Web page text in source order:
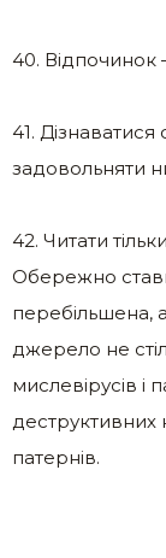
40. Відпочинок
41. Дізнаватися
задовольняти
42. Читати
Обережно
перебільшена,
джерело не
мислевірусів і
деструктивних
патернів.